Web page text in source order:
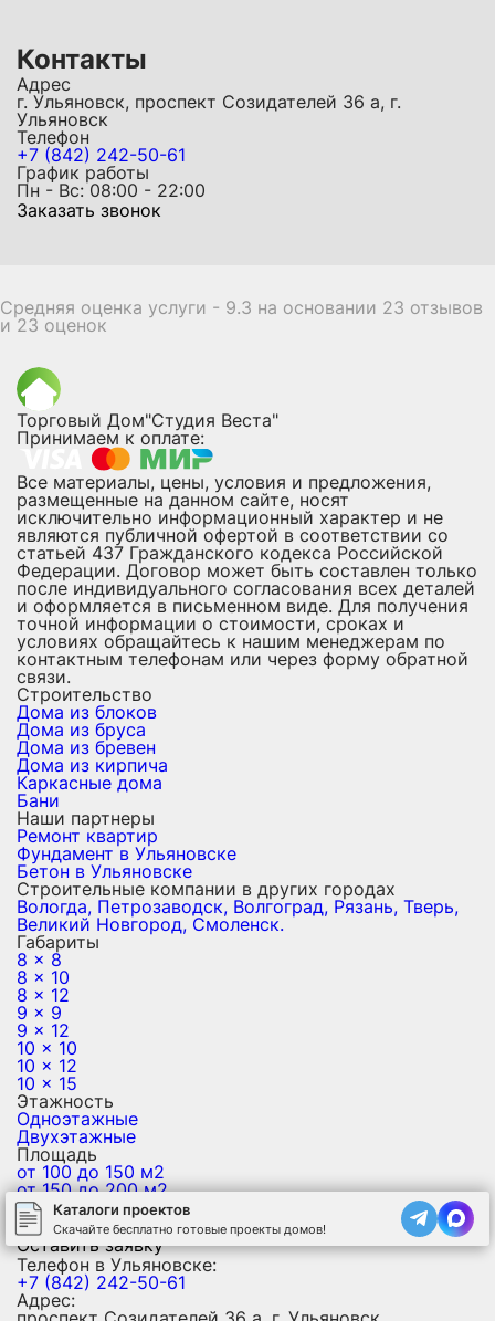
Контакты
Адрес
г. Ульяновск, проспект Созидателей 36 а, г.
Ульяновск
Телефон
+7 (842) 242-50-61
График работы
Пн - Вс: 08:00 - 22:00
Заказать звонок
Средняя оценка услуги - 9.3 на основании 23 отзывов
и 23 оценок
Торговый Дом"Студия Веста"
Принимаем к оплате:
Все материалы, цены, условия и предложения,
размещенные на данном сайте, носят
исключительно информационный характер и не
являются публичной офертой в соответствии со
статьей 437 Гражданского кодекса Российской
Федерации. Договор может быть составлен только
после индивидуального согласования всех деталей
и оформляется в письменном виде. Для получения
точной информации о стоимости, сроках и
условиях обращайтесь к нашим менеджерам по
контактным телефонам или через форму обратной
связи.
Строительство
Дома из блоков
Дома из бруса
Дома из бревен
Дома из кирпича
Каркасные дома
Бани
Наши партнеры
Ремонт квартир
Фундамент в Ульяновске
Бетон в Ульяновске
Строительные компании в других городах
Вологда, Петрозаводск, Волгоград, Рязань, Тверь,
Великий Новгород, Смоленск.
Габариты
8 x 8
8 x 10
8 x 12
9 x 9
9 x 12
10 x 10
10 x 12
10 x 15
Этажность
Одноэтажные
Двухэтажные
Площадь
от 100 до 150 м2
от 150 до 200 м2
до 100 м2
от 200 м2
Оставить заявку
Телефон в Ульяновске:
+7 (842) 242-50-61
Адрес:
Каталоги проектов
Скачайте бесплатно готовые проекты домов!